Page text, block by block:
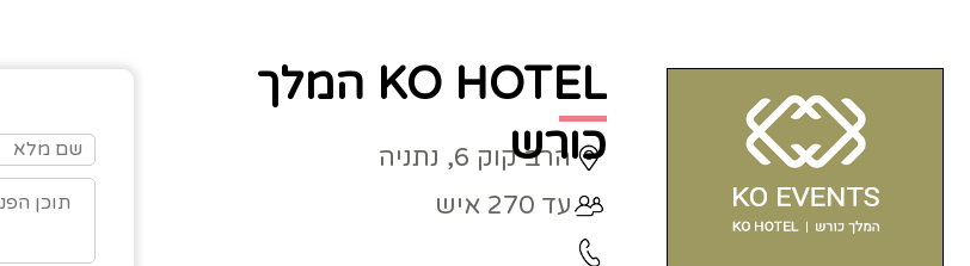
KO HOTEL המלך כורש
KO HOTEL המלך
כורש
הרב קוק 6, נתניה
עד 270 איש